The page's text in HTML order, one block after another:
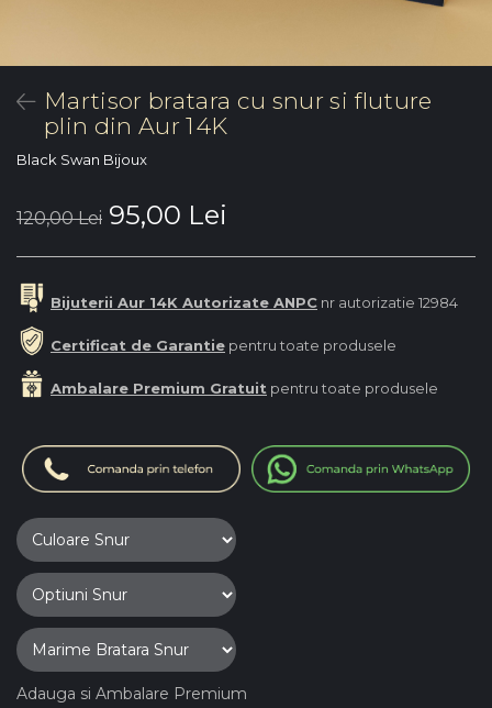
Martisor bratara cu snur si fluture
plin din Aur 14K
Black Swan Bijoux
120,00 Lei 95,00 Lei
Bijuterii Aur 14K Autorizate ANPC nr autorizatie 12984
Certificat de Garantie pentru toate produsele
Ambalare Premium Gratuit pentru toate produsele
Adauga si Ambalare Premium